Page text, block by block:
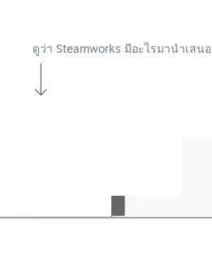
ดูว่า Steamworks มีอะไรมานำเสนอ